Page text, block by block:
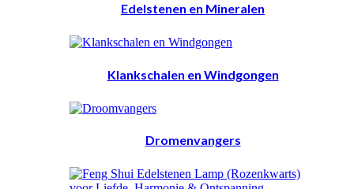
Edelstenen en Mineralen
Klankschalen en Windgongen
Dromenvangers